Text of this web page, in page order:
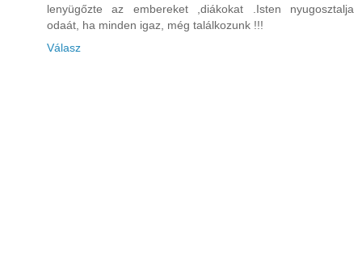
lenyügőzte az embereket ,diákokat .Isten nyugosztalja
odaát, ha minden igaz, még találkozunk !!!
Válasz